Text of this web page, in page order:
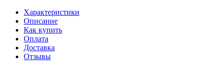
Характеристики
Описание
Как купить
Оплата
Доставка
Отзывы